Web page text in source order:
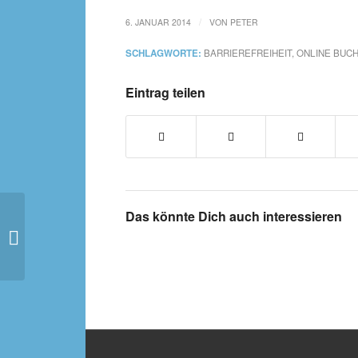
6. JANUAR 2014 VON PETER
SCHLAGWORTE: BARRIEREFREIHEIT, ONLINE
Eintrag teilen
Das könnte Dich auch interessieren